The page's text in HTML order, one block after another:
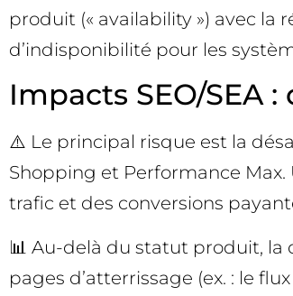
produit (« availability ») avec la
d’indisponibilité pour les
Impacts SEO/SEA
⚠️ Le principal risque est la
Shopping et Performance
trafic et des conversions
📊 Au-delà du statut produit,
pages d’atterrissage (ex. : le